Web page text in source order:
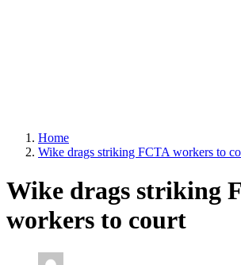
Home
Wike drags striking FCTA workers to
Wike drags striking
workers to court